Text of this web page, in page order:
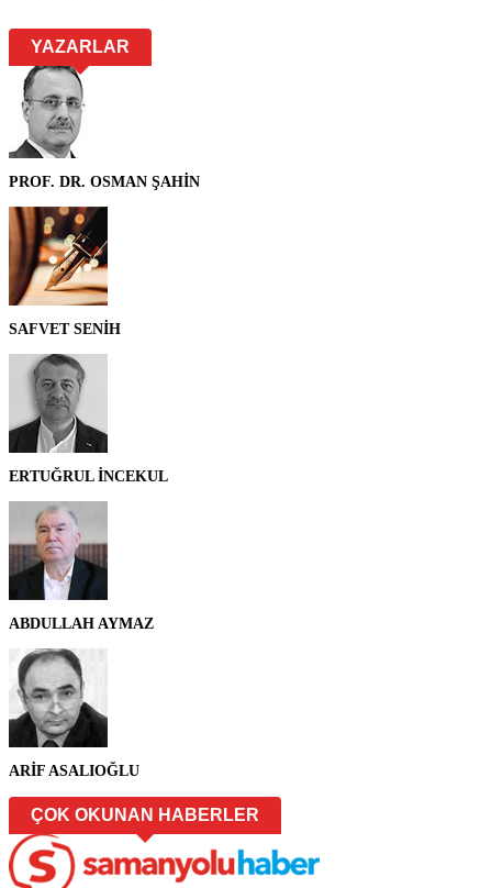
YAZARLAR
PROF. DR. OSMAN ŞAHİN
SAFVET SENİH
ERTUĞRUL İNCEKUL
ABDULLAH AYMAZ
ARİF ASALIOĞLU
ÇOK OKUNAN HABERLER